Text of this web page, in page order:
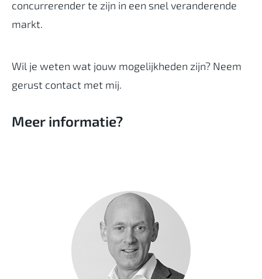
concurrerender te zijn in een snel veranderende
markt.
Wil je weten wat jouw mogelijkheden zijn? Neem
gerust contact met mij.
Meer informatie?